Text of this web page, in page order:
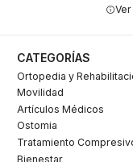
CATEGORÍAS
Ortopedia y
Movilidad
Artículos Médicos
Ostomia
Tratamiento
Bienestar